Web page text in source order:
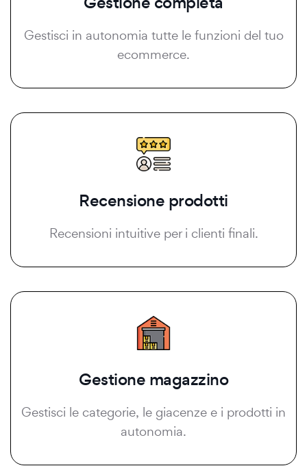
Gestisci in autonomia tutte le funzioni del tuo
ecommerce.
Recensione prodotti
Recensioni intuitive per i clienti finali.
Gestione magazzino
Gestisci le categorie, le giacenze e i prodotti in
autonomia.